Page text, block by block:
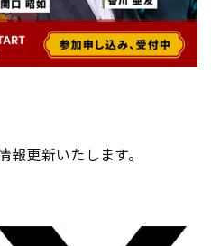
更新いたします。